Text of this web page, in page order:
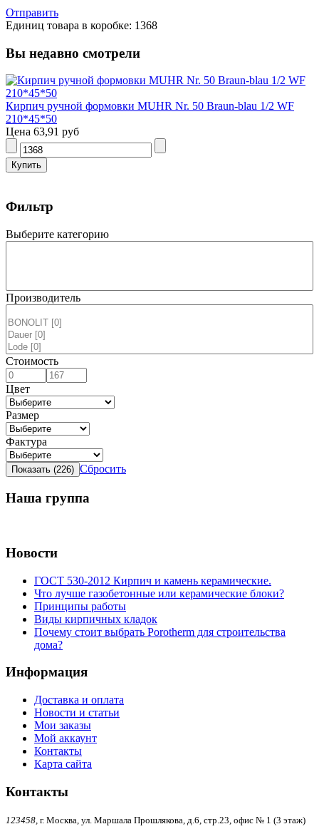
Отправить
Единиц товара в коробке: 1368
Вы недавно смотрели
Кирпич ручной формовки MUHR Nr. 50 Braun-blau 1/2 WF
210*45*50
Цена 63,91 руб
Фильтр
Выберите категорию
Производитель
Стоимость
Цвет
Размер
Фактура
Сбросить
Наша группа
Новости
ГОСТ 530-2012 Кирпич и камень керамические.
Что лучше газобетонные или керамические блоки?
Принципы работы
Виды кирпичных кладок
Почему стоит выбрать Porotherm для строительства
дома?
Информация
Доставка и оплата
Новости и статьи
Мои заказы
Мой аккаунт
Контакты
Карта сайта
Контакты
123458, г. Москва, ул. Маршала Прошлякова, д.6, стр.23, офис № 1 (3 этаж)